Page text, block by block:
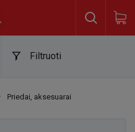
Filtruoti
Priedai, aksesuarai